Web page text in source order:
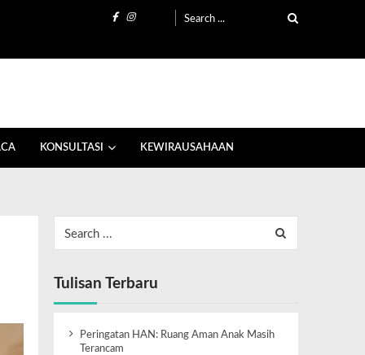
KONSULTASI KEWIRAUSAHAAN
Tulisan Terbaru
Peringatan HAN: Ruang Aman Anak Masih
Terancam